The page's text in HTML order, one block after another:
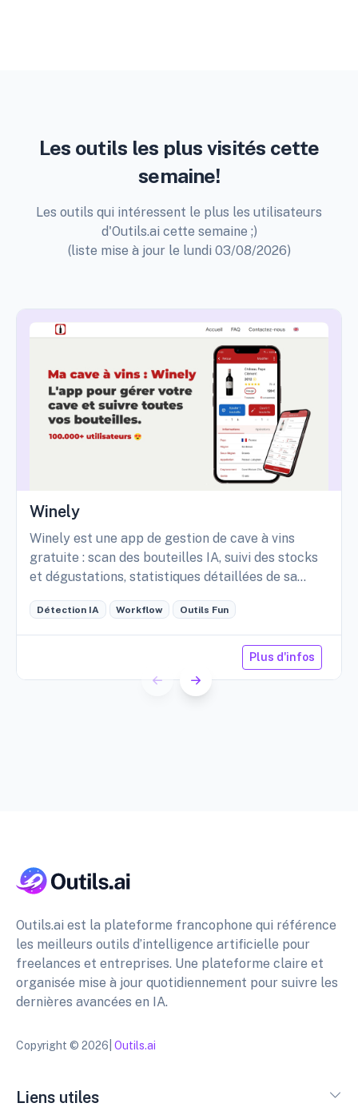
Les outils les plus visités cette
semaine!
Les outils qui intéressent le plus les utilisateurs
d'Outils.ai cette semaine ;)
(liste mise à jour le lundi 03/08/2026)
Winely
Winely est une app de gestion de cave à vins
gratuite : scan des bouteilles IA, suivi des stocks
et dégustations, statistiques détaillées de sa
Détection IA Workflow Outils Fun
Plus d'infos
Outils.ai est la plateforme francophone qui référence
les meilleurs outils d’intelligence artificielle pour
freelances et entreprises. Une plateforme claire et
organisée mise à jour quotidiennement pour suivre les
dernières avancées en IA.
Copyright © 2026| Outils.ai
Liens utiles